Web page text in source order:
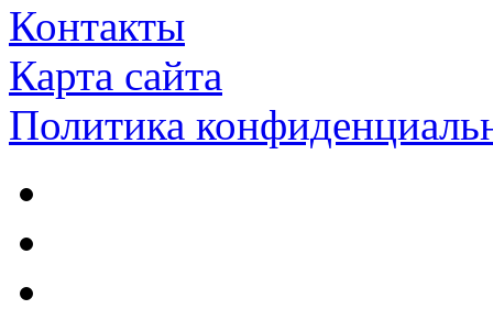
Контакты
Карта сайта
Политика